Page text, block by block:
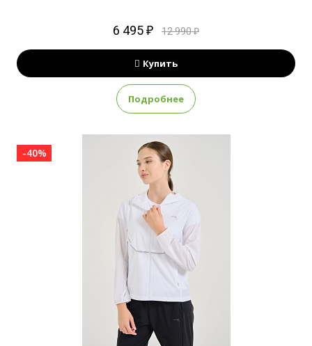
6 495 ₽ 12 990 ₽
Купить
Подробнее
-40%